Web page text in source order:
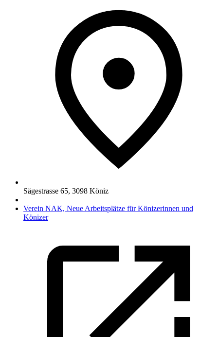
Sägestrasse 65, 3098 Köniz
Verein NAK, Neue Arbeitsplätze für Könizerinnen und
Könizer